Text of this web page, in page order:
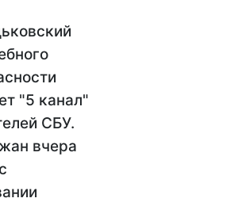
"5 канал"
СБУ.
вчера